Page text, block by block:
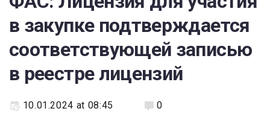
в закупке подтверждается
соответствующей записью
в реестре лицензий
10.01.2024 at 08:45 0